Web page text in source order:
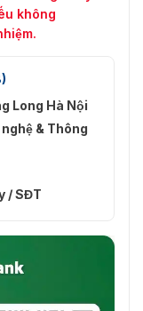
B
hầu hết các
(12-24
với chúng tôi
tư vấn và hỗ trợ
không
Long Hà Nội
& Thông
/ SĐT